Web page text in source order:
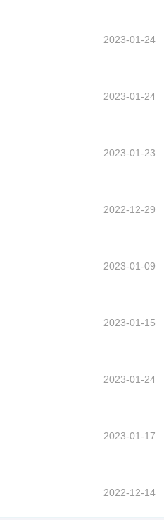
2023-01-24
2023-01-24
2023-01-23
2022-12-29
2023-01-09
2023-01-15
2023-01-24
2023-01-17
2022-12-14